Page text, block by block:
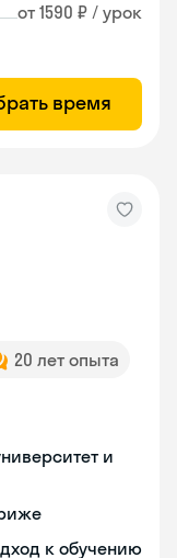
от 1590 ₽ / урок
время
20 лет опыта
и
к обучению